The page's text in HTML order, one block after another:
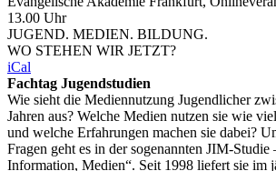
13.00 Uhr
JUGEND. MEDIEN. BILDUNG.
WO STEHEN WIR JETZT?
iCal
Fachtag Jugendstudien
Wie sieht die Mediennutzung Jugendlicher
Jahren aus? Welche Medien nutzen sie wie
und welche Erfahrungen machen sie dabei?
Fragen geht es in der sogenannten JIM-Studie
Information, Medien“. Seit 1998 liefert sie im